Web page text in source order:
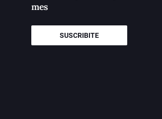
mes
SUSCRIBITE